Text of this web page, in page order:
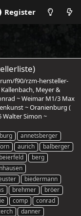
Register
f90/rzm-hersteller-
Meyer &
~ Weimar M1/3 Max
~ Oranienburg (
Walter Simon ~
annetsberger
aurich
balberger
beierfeld
berg
biedermann
brehmer
bröer
comp
conrad
danner